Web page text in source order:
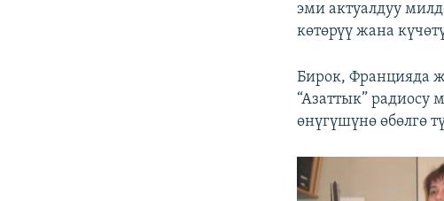
эми актуалдуу
көтөрүү жана
Бирок, Францияда
“Азаттык”
өнүгүшүнө өбөлгө